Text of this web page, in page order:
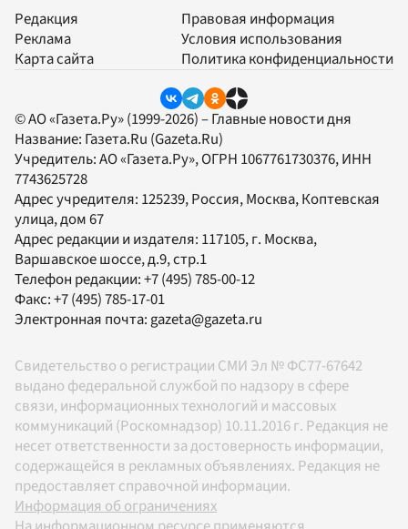
Редакция
Реклама
Карта сайта
Правовая информация
Условия использования
Политика конфиденциальности
© АО «Газета.Ру» (1999-2026) – Главные новости дня
Название: Газета.Ru (Gazeta.Ru)
Учредитель:АО «Газета.Ру», ОГРН 1067761730376, ИНН
7743625728
Адрес учредителя: 125239, Россия, Москва, Коптевская
улица, дом 67
Адрес редакции и издателя: 117105, г. Москва,
Варшавское шоссе, д.9, стр.1
Телефон редакции:+7 (495) 785-00-12
Факс:+7 (495) 785-17-01
Электронная почта:gazeta@gazeta.ru
Свидетельство о регистрации СМИ Эл № ФС77-67642
выдано федеральной службой по надзору в сфере
связи, информационных технологий и массовых
коммуникаций (Роскомнадзор) 10.11.2016 г. Редакция не
несет ответственности за достоверность информации,
содержащейся в рекламных объявлениях. Редакция не
предоставляет справочной информации.
Информация об ограничениях